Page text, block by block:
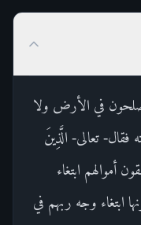
في الأرض ولا
فقال- تعالى- الَّذِينَ
أموالهم ابتغاء
ابتغاء وجه ربهم في